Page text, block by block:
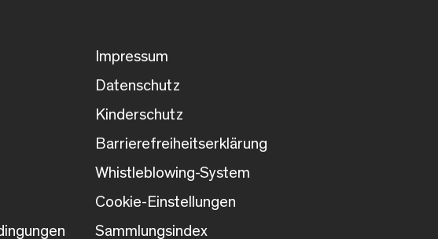
Impressum
Datenschutz
Kinderschutz
Barrierefreiheitserklärung
Whistleblowing-System
Cookie-Einstellungen
Sammlungsindex